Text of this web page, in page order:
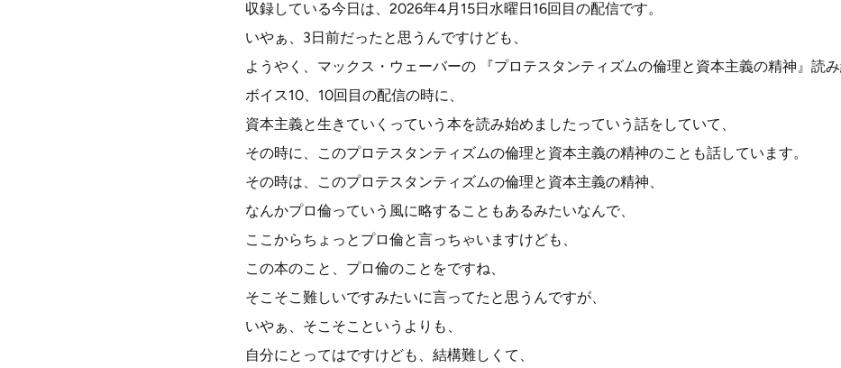
収録している今日は、2026年4月15日水曜日16回目の配信です。
いやぁ、3日前だったと思うんですけども、
ようやく、マックス・ウェーバーの 『プロテスタンティズムの倫理と資本主義の精神』読み
ボイス10、10回目の配信の時に、
資本主義と生きていくっていう本を読み始めましたっていう話をしていて、
その時に、このプロテスタンティズムの倫理と資本主義の精神のことも話しています。
その時は、このプロテスタンティズムの倫理と資本主義の精神、
なんかプロ倫っていう風に略することもあるみたいなんで、
ここからちょっとプロ倫と言っちゃいますけども、
この本のこと、プロ倫のことをですね、
そこそこ難しいですみたいに言ってたと思うんですが、
いやぁ、そこそこというよりも、
自分にとってはですけども、結構難しくて、